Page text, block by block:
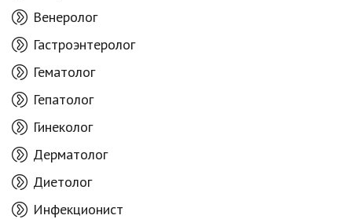
Венеролог
Гастроэнтеролог
Гематолог
Гепатолог
Гинеколог
Дерматолог
Диетолог
Инфекционист